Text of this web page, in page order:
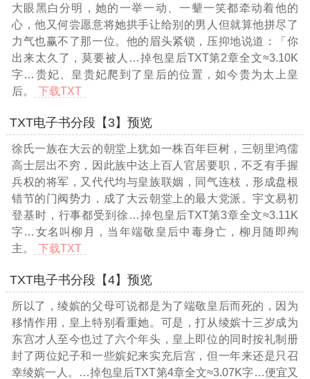
大眼黑白分明，她的一举一动、一颦一笑都牵动着他的
心，他又何尝愿意将她拱手让给别的男人但就算他拼尽了
力气也赢不了那一位。他的眉头紧锁，压抑地说道：「你
出来太久了，莫要被人 …掉包皇后TXT第2章全文≈3.10K
字… 贵妃、皇贵妃爬到了皇后的位置，如今贵为太上皇
后。
下载TXT
TXT电子书分段【3】预览
徐氏一族在大云的朝堂上犹如一株百年巨树，三朝里鸿儒
高士层出不穷，因此族中达上百人官居要职，不乏有手握
兵权的将军，又代代均与皇族联姻，同气连枝，形成盘根
错节的门阀势力，成了大云朝堂上的最大党派。宇文易初
登基时，行事都受到徐 …掉包皇后TXT第3章全文≈3.11K
字… 女名叫柳月，当年端敬皇后中毒身亡，柳月随即殉
主。
下载TXT
TXT电子书分段【4】预览
所以了，绫嫔的父母可说都是为了端敬皇后而死的，因为
移情作用，皇上特别看重她。可是，打从绫嫔十三岁成为
东宫才人至今也过了六个年头，皇上即位的同时按礼制册
封了两位妃子和一些嫔妃来实充后宫，但一年来还是只召
幸绫嫔一人。
…掉包皇后TXT第4章全文≈3.07K字…便宜又